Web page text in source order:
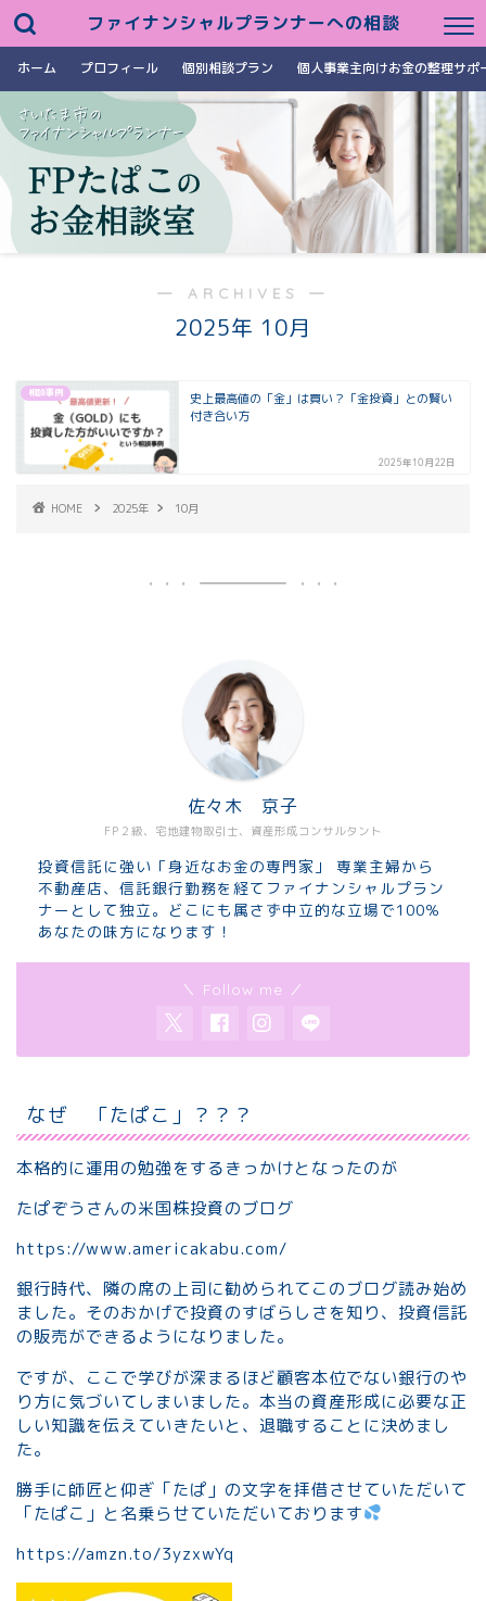
ファイナンシャルプランナーへの相談
ホーム プロフィール 個別相談プラン 個人事業主向けお金の整理サポ
― ARCHIVES ―
2025年 10月
相談事例
史上最高値の「金」は買い？「金投資」との賢い
付き合い方
2025年10月22日
HOME 2025年 10月
FP２級、宅地建物取引士、資産形成コンサルタント
佐々木 京子
投資信託に強い「身近なお金の専門家」 専業主婦から
不動産店、信託銀行勤務を経てファイナンシャルプラン
ナーとして独立。どこにも属さず中立的な立場で100％
あなたの味方になります！
＼ Follow me ／
なぜ 「たぱこ」？？？
本格的に運用の勉強をするきっかけとなったのが
たぱぞうさんの米国株投資のブログ
https://www.americakabu.com/
銀行時代、隣の席の上司に勧められてこのブログ読み始め
ました。そのおかげで投資のすばらしさを知り、投資信託
の販売ができるようになりました。
ですが、ここで学びが深まるほど顧客本位でない銀行のや
り方に気づいてしまいました。本当の資産形成に必要な正
しい知識を伝えていきたいと、退職することに決めまし
た。
勝手に師匠と仰ぎ「たぱ」の文字を拝借させていただいて
「たぱこ」と名乗らせていただいております
https://amzn.to/3yzxwYq